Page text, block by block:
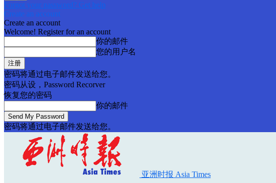
Forgot your password? Get help
Create an account
Create an account
Welcome! Register for an account
你的邮件
您的用户名
密码将通过电子邮件发送给您。
密码从设，Password Recorver
恢复您的密码
你的邮件
密码将通过电子邮件发送给您。
亚洲时报 Asia Times